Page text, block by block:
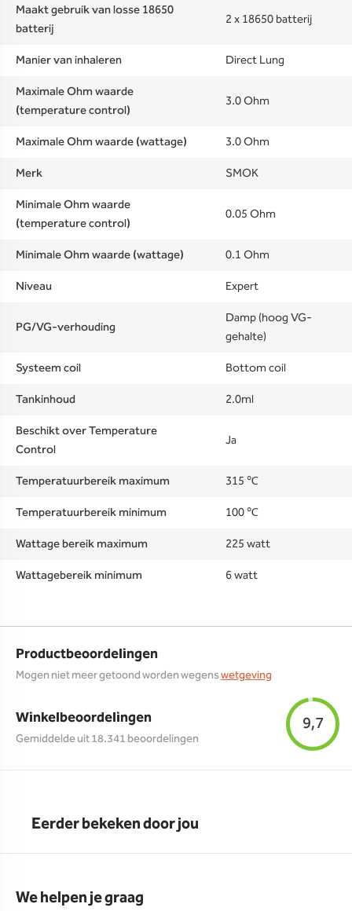
Maakt gebruik van losse 18650
batterij
2 x 18650 batterij
Manier van inhaleren
Direct Lung
Maximale Ohm waarde
(temperature control)
3.0 Ohm
Maximale Ohm waarde (wattage)
3.0 Ohm
Merk
SMOK
Minimale Ohm waarde
(temperature control)
0.05 Ohm
Minimale Ohm waarde (wattage)
0.1 Ohm
Niveau
Expert
PG/VG-verhouding
Damp (hoog VG-
gehalte)
Systeem coil
Bottom coil
Tankinhoud
2.0ml
Beschikt over Temperature
Control
Ja
Temperatuurbereik maximum
315 ℃
Temperatuurbereik minimum
100 ℃
Wattage bereik maximum
225 watt
Wattagebereik minimum
6 watt
Productbeoordelingen
Mogen niet meer getoond worden wegenswetgeving
Winkelbeoordelingen
Gemiddelde uit 18.341 beoordelingen
9,7
Eerder bekeken door jou
We helpen je graag